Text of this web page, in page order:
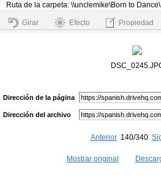
Ruta de la carpeta: \\unclemike\Born to
Girar Efecto Propiedad
Dirección de la página
Dirección del archivo
Anterior 140/340
Mostrar original